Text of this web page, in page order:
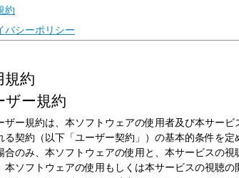
放送局
放送時間
2026年6月1日（月）17:30～19:00
～明日につながる、アナタにつながる～RADIOGROOVE
スイッチが“ON”から“OFF”へと切替わる平日夕方のひとと
夕方を快適に過ごせるような音楽と共に地域のニュース、